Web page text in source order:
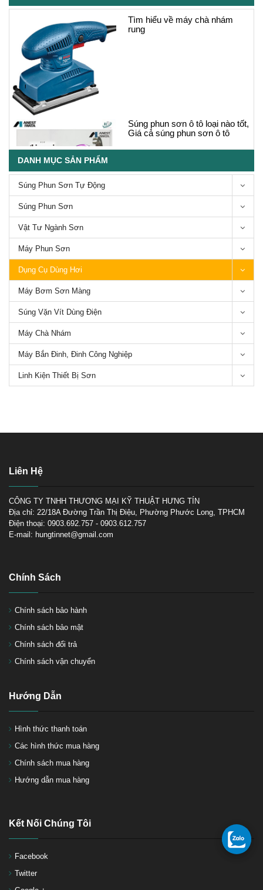
Tìm hiểu về máy chà nhám
rung
Súng phun sơn ô tô loại nào tốt,
Giá cả súng phun sơn ô tô
tròn
TOP 3 máy chà nhám Makita
tốt nhất để mua hiện nay
DANH MỤC SẢN PHẨM
Súng Phun Sơn Tự Động
Súng Phun Sơn
Vật Tư Ngành Sơn
Máy Phun Sơn
Dụng Cụ Dùng Hơi
Máy Bơm Sơn Màng
Súng Vặn Vít Dùng Điện
Máy Chà Nhám
Máy Bắn Đinh, Đinh Công Nghiệp
Linh Kiện Thiết Bị Sơn
Liên Hệ
CÔNG TY TNHH THƯƠNG MẠI KỸ THUẬT HƯNG TÍN
Địa chỉ: 22/18A Đường Trần Thị Điệu, Phường Phước Long, TPHCM
Điện thoại: 0903.692.757 - 0903.612.757
E-mail: hungtinnet@gmail.com
Chính Sách
Chính sách bảo hành
Chính sách bảo mật
Chính sách đổi trả
Chính sách vận chuyển
Hướng Dẫn
Hình thức thanh toán
Các hình thức mua hàng
Chính sách mua hàng
Hướng dẫn mua hàng
Kết Nối Chúng Tôi
Facebook
Twitter